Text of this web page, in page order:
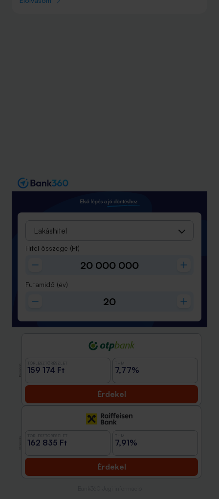
Lakáshitel
Hitel összege (Ft)
Futamidő (év)
159 174 Ft 7,77%
Érdekel
162 835 Ft 7,91%
Érdekel